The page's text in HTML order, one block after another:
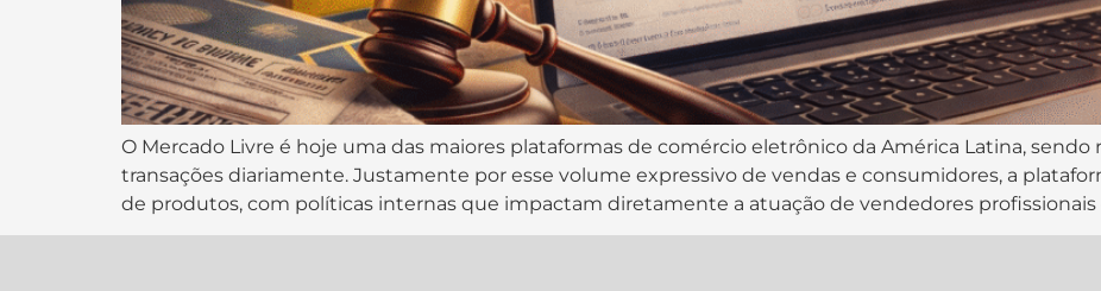
O Mercado Livre é hoje uma das maiores plataformas de comércio eletrônico da América Latina,
transações diariamente. Justamente por esse volume expressivo de vendas e consumidores, a
de produtos, com políticas internas que impactam diretamente a atuação de vendedores profissionais